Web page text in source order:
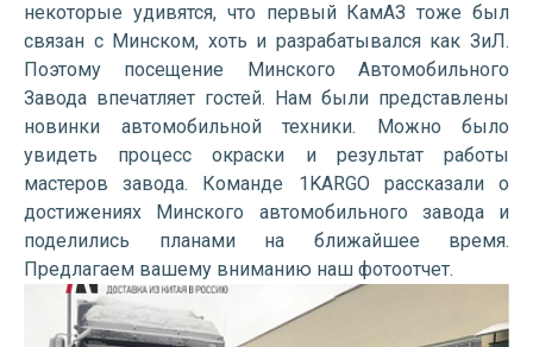
некоторые удивятся, что первый КамАЗ тоже был
связан с Минском, хоть и разрабатывался как ЗиЛ.
Поэтому посещение Минского Автомобильного
Завода впечатляет гостей. Нам были представлены
новинки автомобильной техники. Можно было
увидеть процесс окраски и результат работы
мастеров завода. Команде 1KARGO рассказали о
достижениях Минского автомобильного завода и
поделились планами на ближайшее время.
Предлагаем вашему вниманию наш фотоотчет.